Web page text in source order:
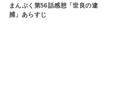
まんぷく第56話感想「世良の逮
捕」あらすじ